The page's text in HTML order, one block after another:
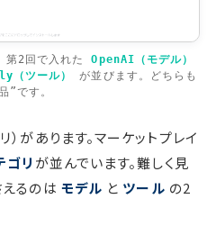
第2回で入れたOpenAI（モデル）
（ツール）
が並びます。どちらも
”です。
があります。マーケットプレイ
ゴリ が並んでいます。難しく見
るのは モデル と ツール の2